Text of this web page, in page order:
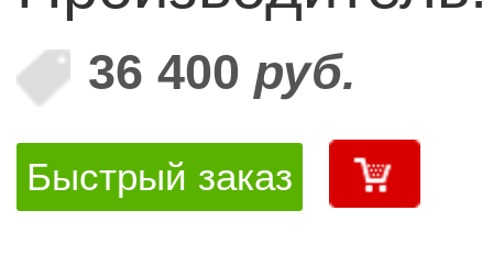
36 400 руб.
Быстрый заказ